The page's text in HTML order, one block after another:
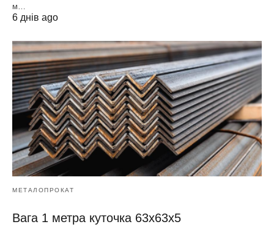
м…
6 днів ago
МЕТАЛОПРОКАТ
Вага 1 метра куточка 63х63х5